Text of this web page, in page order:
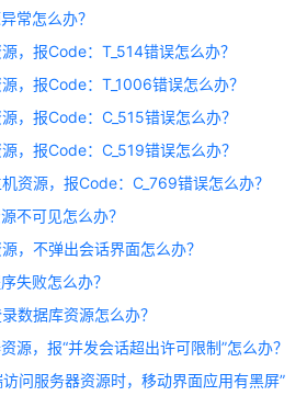
常怎么办？
，报Code：T_514错误怎么办？
，报Code：T_1006错误怎么办？
，报Code：C_515错误怎么办？
，报Code：C_519错误怎么办？
资源，报Code：C_769错误怎么办？
不可见怎么办？
，不弹出会话界面怎么办？
失败怎么办？
数据库资源怎么办？
源，报“并发会话超出许可限制”怎么办？
问服务器资源时，移动界面应用有黑屏”